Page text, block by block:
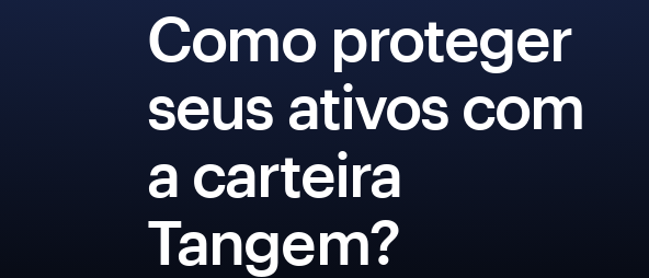
Como proteger
seus ativos com
a carteira
Tangem?